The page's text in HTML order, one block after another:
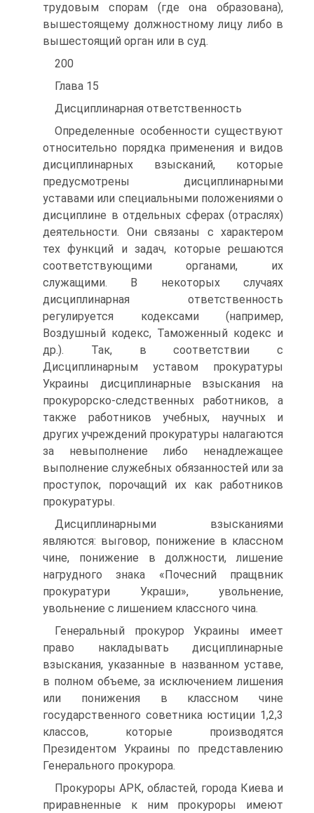
трудовым спорам (где она образована),
вышестоящему должностному лицу либо в
вышестоящий орган или в суд.
200
Глава 15
Дисциплинарная ответственность
Определенные особенности существуют
относительно порядка применения и видов
дисциплинарных взысканий, которые
предусмотрены дисциплинарными
уставами или специальными положениями о
дисциплине в отдельных сферах (отраслях)
деятельности. Они связаны с характером
тех функций и задач, которые решаются
соответствующими органами, их
служащими. В некоторых случаях
дисциплинарная ответственность
регулируется кодексами (например,
Воздушный кодекс, Таможенный кодекс и
др.). Так, в соответствии с
Дисциплинарным уставом прокуратуры
Украины дисциплинарные взыскания на
прокурорско-следственных работников, а
также работников учебных, научных и
других учреждений прокуратуры налагаются
за невыполнение либо ненадлежащее
выполнение служебных обязанностей или за
проступок, порочащий их как работников
прокуратуры.
Дисциплинарными взысканиями
являются: выговор, понижение в классном
чине, понижение в должности, лишение
нагрудного знака «Почесний пращвник
прокуратури Украши», увольнение,
увольнение с лишением классного чина.
Генеральный прокурор Украины имеет
право накладывать дисциплинарные
взыскания, указанные в названном уставе,
в полном объеме, за исключением лишения
или понижения в классном чине
государственного советника юстиции 1,2,3
классов, которые производятся
Президентом Украины по представлению
Генерального прокурора.
Прокуроры АРК, областей, города Киева и
приравненные к ним прокуроры имеют